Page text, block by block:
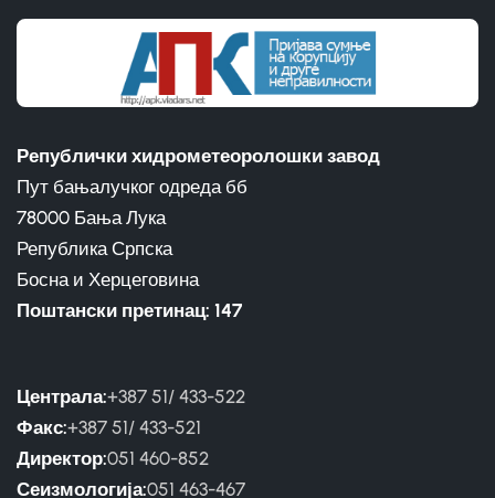
Републички хидрометеоролошки завод
Пут бањалучког одреда бб
78000 Бања Лука
Република Српска
Босна и Херцеговина
Поштански претинац: 147
Централа:+387 51/ 433-522
Факс:+387 51/ 433-521
Директор:051 460-852
Сеизмологија:051 463-467